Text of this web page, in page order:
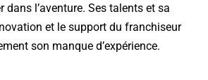
dans l’aventure. Ses talents et sa
et le support du franchiseur
son manque d’expérience.